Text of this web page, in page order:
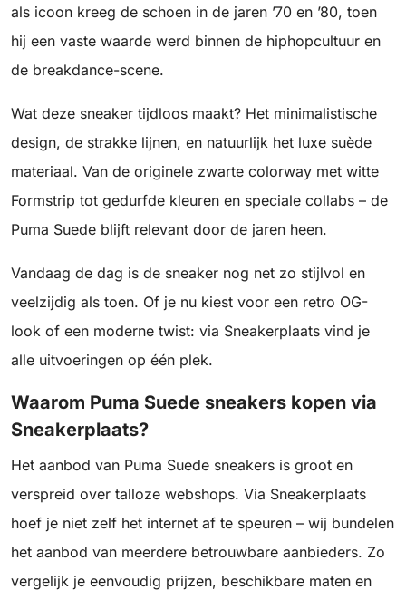
als icoon kreeg de schoen in de jaren ’70 en ’80, toen
hij een vaste waarde werd binnen de hiphopcultuur en
de breakdance-scene.
Wat deze sneaker tijdloos maakt? Het minimalistische
design, de strakke lijnen, en natuurlijk het luxe suède
materiaal. Van de originele zwarte colorway met witte
Formstrip tot gedurfde kleuren en speciale collabs – de
Puma Suede blijft relevant door de jaren heen.
Vandaag de dag is de sneaker nog net zo stijlvol en
veelzijdig als toen. Of je nu kiest voor een retro OG-
look of een moderne twist: via Sneakerplaats vind je
alle uitvoeringen op één plek.
Waarom Puma Suede sneakers kopen via
Sneakerplaats?
Het aanbod van Puma Suede sneakers is groot en
verspreid over talloze webshops. Via Sneakerplaats
hoef je niet zelf het internet af te speuren – wij bundelen
het aanbod van meerdere betrouwbare aanbieders. Zo
vergelijk je eenvoudig prijzen, beschikbare maten en